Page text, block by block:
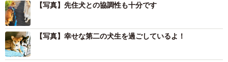
【写真】先住犬との協調性も十分です
【写真】幸せな第二の犬生を過ごしているよ！